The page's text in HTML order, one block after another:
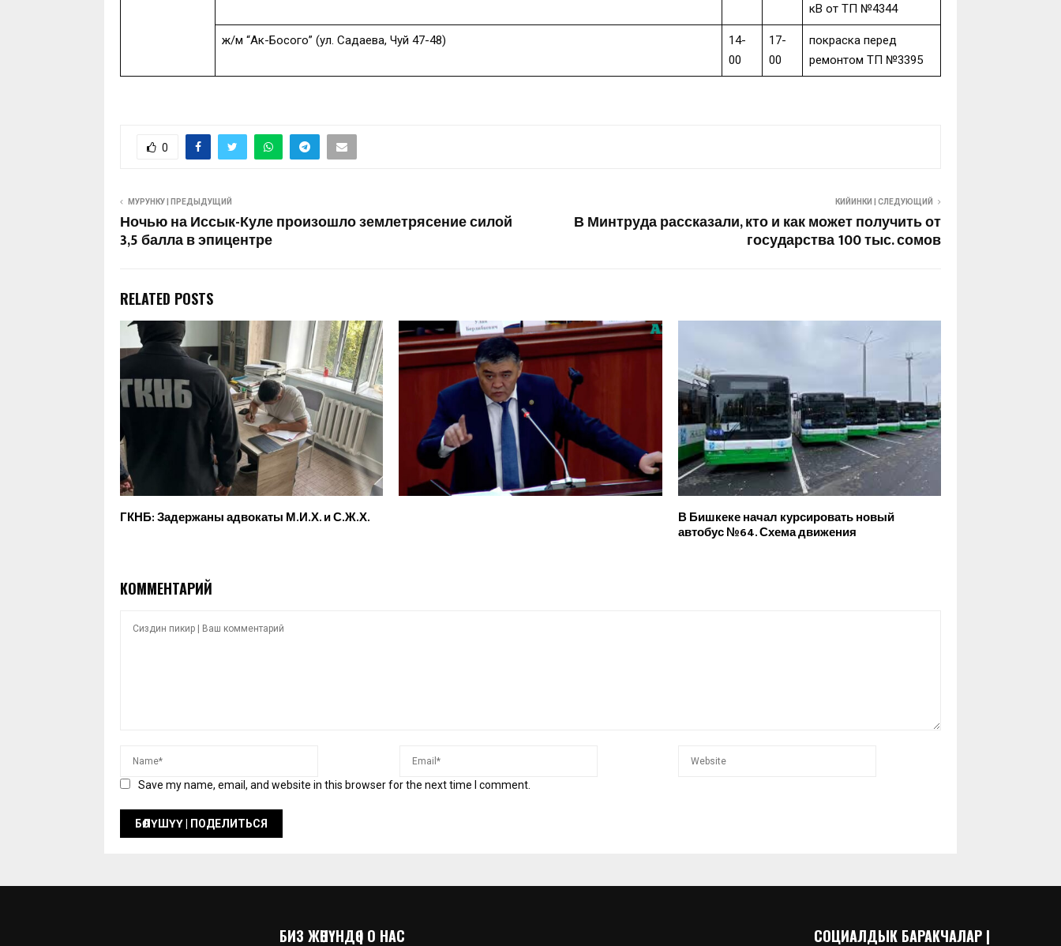
кВ от ТП №4344
ж/м “Ак-Босого” (ул. Садаева, Чуй 47-48)
14-
00
17-
00
покраска перед
ремонтом ТП №3395
0
МУРУНКУ | ПРЕДЫДУЩИЙ
Ночью на Иссык-Куле произошло землетрясение силой
3,5 балла в эпицентре
КИЙИНКИ | СЛЕДУЮЩИЙ
В Минтруда рассказали, кто и как может получить от
государства 100 тыс. сомов
RELATED POSTS
ГКНБ: Задержаны адвокаты М.И.Х. и С.Ж.Х. В Бишкеке начал курсировать новый
автобус №64. Схема движения
КОММЕНТАРИЙ
Save my name, email, and website in this browser for the next time I comment.
БИЗ ЖӨНҮНДӨ | О НАС СОЦИАЛДЫК БАРАКЧАЛАР |